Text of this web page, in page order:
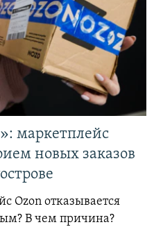
маркетплейс
новых заказов
Ozon отказывается
В чем причина?